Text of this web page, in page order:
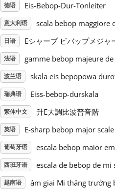
Svenska
Українська
简体中文
德语 Eis-Bebop-Dur-Tonleiter
意大利语 scala bebop maggiore
日语 Eシャープ ビバップメジャ
法语 gamme bebop majeure
波兰语 skala eis bepopowa
瑞典语 Eiss-bebop-durskala
繁体中文 升E大調比波普音階
英语 E-sharp bebop major scale
葡萄牙语 escala bebop maior
西班牙语 escala de bebop de
越南语 âm giai Mi thăng trưởng